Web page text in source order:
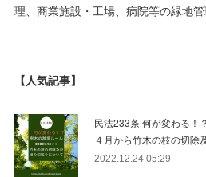
理、商業施設・工場、病院等の緑地
【人気記事】
民法233条 何が変わる！
４月から竹木の枝の切除
2022.12.24 05:29